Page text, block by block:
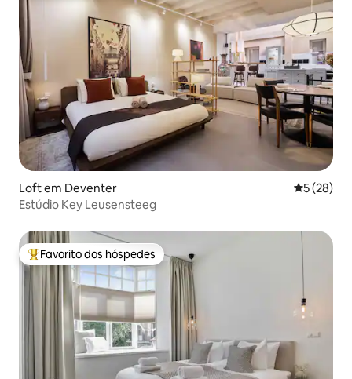
Loft em Deventer
5 (28)
Estúdio Key Leusensteeg
Favoritos dos hóspedes mais apreciados
Favorito dos hóspedes